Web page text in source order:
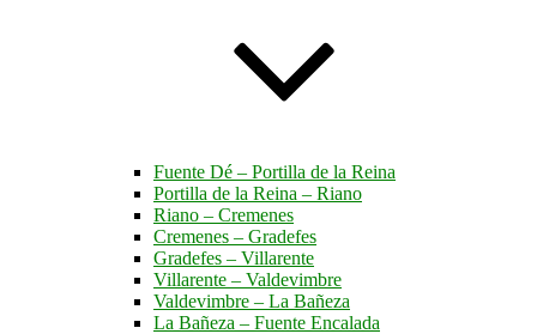
Fuente Dé – Portilla de la Reina
Portilla de la Reina – Riano
Riano – Cremenes
Cremenes – Gradefes
Gradefes – Villarente
Villarente – Valdevimbre
Valdevimbre – La Bañeza
La Bañeza – Fuente Encalada